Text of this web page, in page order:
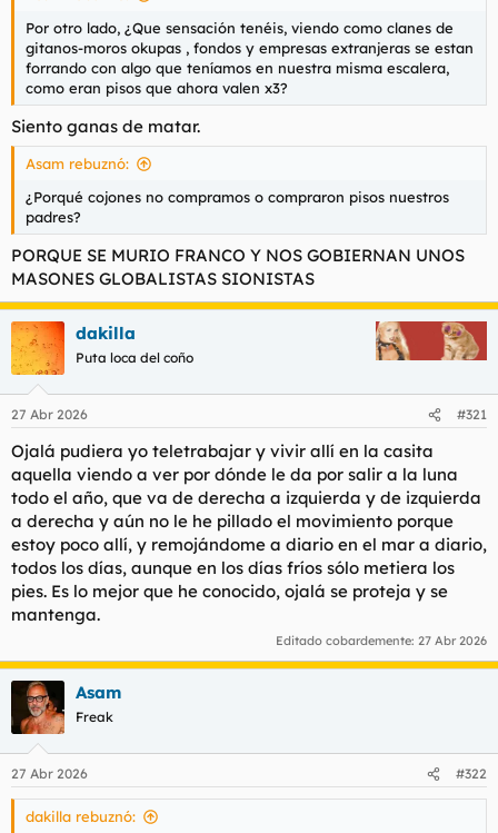
Por otro lado, ¿Que sensación tenéis, viendo como clanes de
gitanos-moros okupas , fondos y empresas extranjeras se estan
forrando con algo que teníamos en nuestra misma escalera,
como eran pisos que ahora valen x3?
Siento ganas de matar.
Asam rebuznó:
¿Porqué cojones no compramos o compraron pisos nuestros
padres?
PORQUE SE MURIO FRANCO Y NOS GOBIERNAN UNOS
MASONES GLOBALISTAS SIONISTAS
dakilla
Puta loca del coño
27 Abr 2026 #321
Ojalá pudiera yo teletrabajar y vivir allí en la casita
aquella viendo a ver por dónde le da por salir a la luna
todo el año, que va de derecha a izquierda y de izquierda
a derecha y aún no le he pillado el movimiento porque
estoy poco allí, y remojándome a diario en el mar a diario,
todos los días, aunque en los días fríos sólo metiera los
pies. Es lo mejor que he conocido, ojalá se proteja y se
mantenga.
Editado cobardemente: 27 Abr 2026
Asam
Freak
27 Abr 2026 #322
dakilla rebuznó: